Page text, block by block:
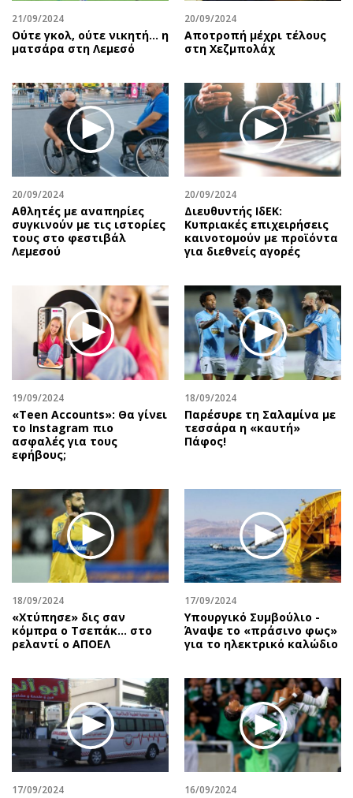
21/09/2024
Ούτε γκολ, ούτε νικητή… η
ματσάρα στη Λεμεσό
20/09/2024
Αποτροπή μέχρι τέλους
στη Χεζμπολάχ
20/09/2024
Αθλητές με αναπηρίες
συγκινούν με τις ιστορίες
τους στο φεστιβάλ
Λεμεσού
20/09/2024
Διευθυντής ΙδΕΚ:
Κυπριακές επιχειρήσεις
καινοτομούν με προϊόντα
για διεθνείς αγορές
19/09/2024
«Teen Accounts»: Θα γίνει
το Instagram πιο
ασφαλές για τους
εφήβους;
18/09/2024
Παρέσυρε τη Σαλαμίνα με
τεσσάρα η «καυτή»
Πάφος!
18/09/2024
«Χτύπησε» δις σαν
κόμπρα ο Τσεπάκ… στο
ρελαντί ο ΑΠΟΕΛ
17/09/2024
Υπουργικό Συμβούλιο -
Άναψε το «πράσινο φως»
για το ηλεκτρικό καλώδιο
17/09/2024 16/09/2024